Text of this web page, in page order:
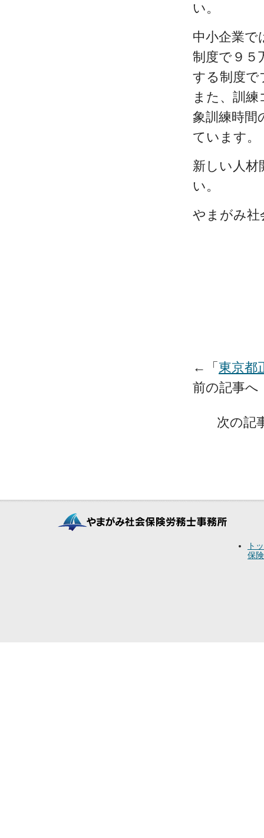
い。
中小企業で
制度で９５
する制度で
また、訓
象訓練時間
ています。
新しい人材
い。
やまがみ
←「 東京都
前の記事
次の記
ト
保